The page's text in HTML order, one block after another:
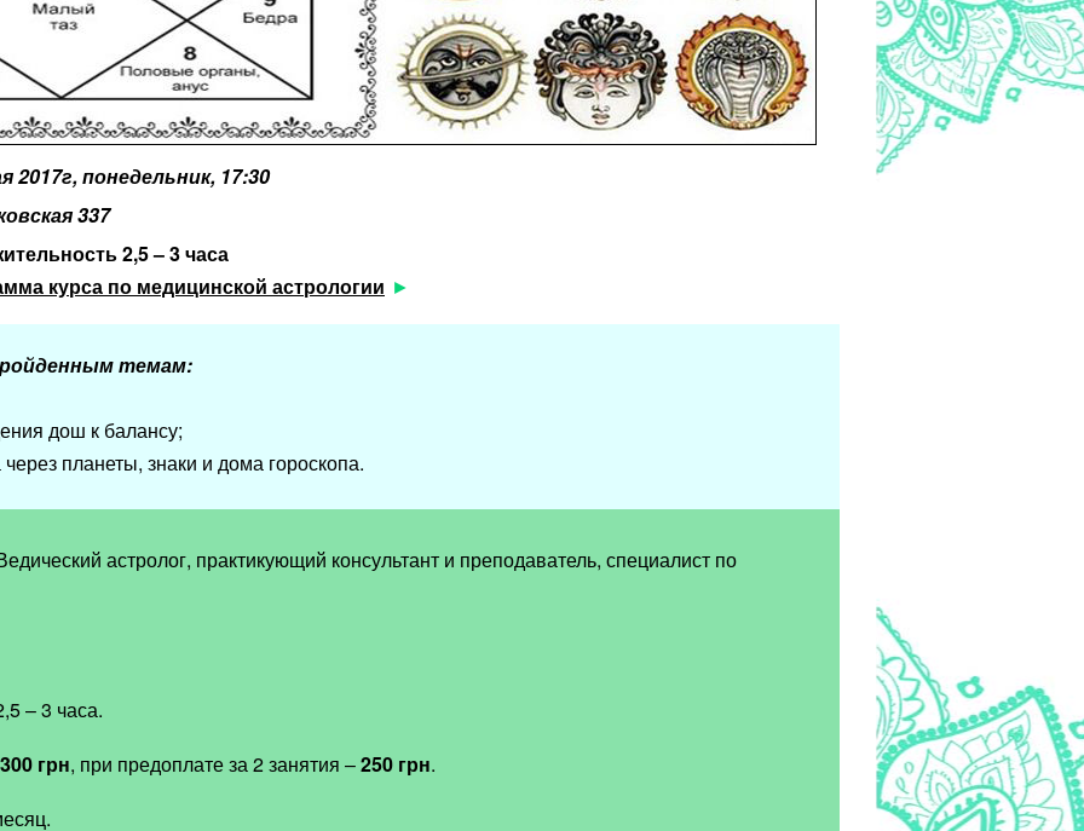
2017г, понедельник, 17:30
337
2,5 – 3 часа
курса по медицинской астрологии
темам:
дош к балансу;
планеты, знаки и дома гороскопа.
астролог, практикующий консультант и преподаватель, специалист по
– 3 часа.
300 грн, при предоплате за 2 занятия –250 грн.